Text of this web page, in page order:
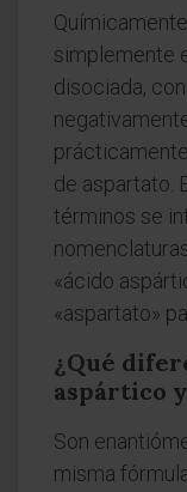
simplemente
disociada,
de aspartato.
términos se
«ácido
«aspartato»
¿Qué
aspártico
Son
misma